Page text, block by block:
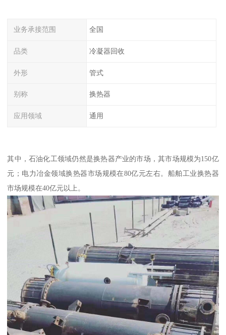
业务承接范围 全国
品类 冷凝器回收
外形 管式
别称 换热器
应用领域 通用
其中，石油化工领域仍然是换热器产业的市场，其市场规模为150亿
元；电力冶金领域换热器市场规模在80亿元左右。船舶工业换热器
市场规模在40亿元以上。